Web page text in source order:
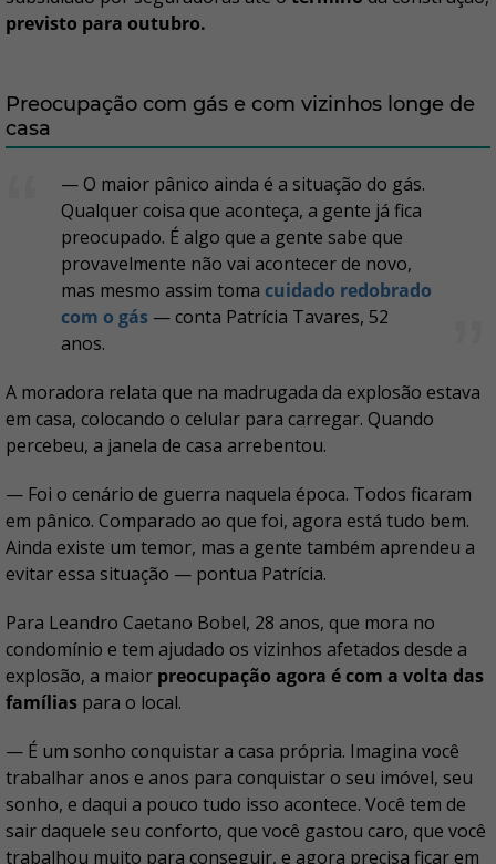
previsto para outubro.
Preocupação com gás e com vizinhos longe de
casa
— O maior pânico ainda é a situação do gás.
Qualquer coisa que aconteça, a gente já fica
preocupado. É algo que a gente sabe que
provavelmente não vai acontecer de novo,
mas mesmo assim toma cuidado redobrado
com o gás — conta Patrícia Tavares, 52
anos.
A moradora relata que na madrugada da explosão estava
em casa, colocando o celular para carregar. Quando
percebeu, a janela de casa arrebentou.
— Foi o cenário de guerra naquela época. Todos ficaram
em pânico. Comparado ao que foi, agora está tudo bem.
Ainda existe um temor, mas a gente também aprendeu a
evitar essa situação — pontua Patrícia.
Para Leandro Caetano Bobel, 28 anos, que mora no
condomínio e tem ajudado os vizinhos afetados desde a
explosão, a maior preocupação agora é com a volta das
famílias para o local.
— É um sonho conquistar a casa própria. Imagina você
trabalhar anos e anos para conquistar o seu imóvel, seu
sonho, e daqui a pouco tudo isso acontece. Você tem de
sair daquele seu conforto, que você gastou caro, que você
trabalhou muito para conseguir, e agora precisa ficar em